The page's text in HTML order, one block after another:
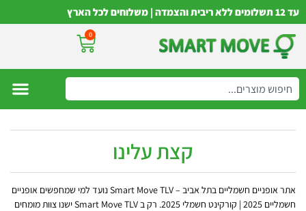
עד 12 תשלומים ללא ריבית והצמדה | משלוחים לכל הארץ
0
קצת עלינו
אתר אופניים חשמליים בתל אביב – Smart Move TLV נועד למי שמחפשים אופניים
חשמליים 2025 | קורקינט חשמלי 2025. רק ב Smart Move TLV ישנו צוות מומחים